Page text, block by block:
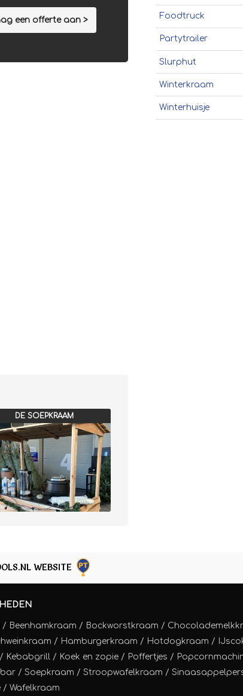
een offerte aan >
DE SOEPKRAAM
Sinaasappelpers
Slush
Smoothies
Soep
Stroopwafels
Foodtruck
Partytrailer
Slurphut
Winterkraam
Winterhuisje
WEBSITE
/ Beenhamkraam / Bockworstkraam /
/ Hamburgerkraam / Hotdogkraam /
/ Kebabgrill / Koek en zopie / Poffertjes /
/Soepkraam /Stroopwafelkraam /
/Wafelkraam